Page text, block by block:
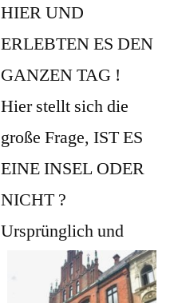
HIER UND
ERLEBTEN ES DEN
GANZEN TAG !
Hier stellt sich die
große Frage, IST ES
EINE INSEL ODER
NICHT ?
Ursprünglich und